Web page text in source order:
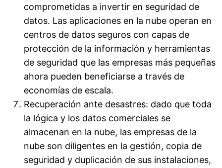
comprometidas a invertir en seguridad de
datos. Las aplicaciones en la nube operan en
centros de datos seguros con capas de
protección de la información y herramientas
de seguridad que las empresas más pequeñas
ahora pueden beneficiarse a través de
economías de escala.
Recuperación ante desastres: dado que toda
la lógica y los datos comerciales se
almacenan en la nube, las empresas de la
nube son diligentes en la gestión, copia de
seguridad y duplicación de sus instalaciones,